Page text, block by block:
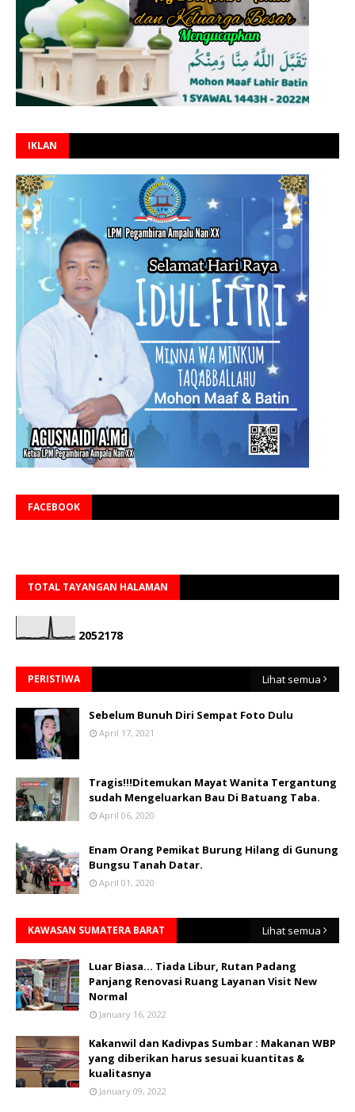
IKLAN
FACEBOOK
TOTAL TAYANGAN HALAMAN
2052178
PERISTIWA Lihat semua
Sebelum Bunuh Diri Sempat Foto Dulu
April 17, 2021
Tragis!!!Ditemukan Mayat Wanita Tergantung
sudah Mengeluarkan Bau Di Batuang Taba.
April 06, 2020
Enam Orang Pemikat Burung Hilang di Gunung
Bungsu Tanah Datar.
April 01, 2020
KAWASAN SUMATERA BARAT Lihat semua
Luar Biasa... Tiada Libur, Rutan Padang
Panjang Renovasi Ruang Layanan Visit New
Normal
January 16, 2022
Kakanwil dan Kadivpas Sumbar : Makanan WBP
yang diberikan harus sesuai kuantitas &
kualitasnya
January 09, 2022